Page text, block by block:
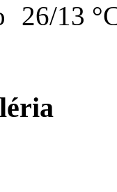
26/13